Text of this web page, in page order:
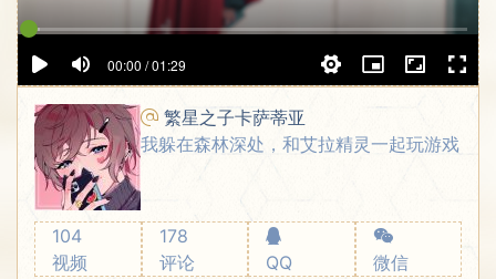
00:00 / 01:29
繁星之子卡萨蒂亚
我躲在森林深处，和艾拉精灵一起玩游戏
104
视频
178
评论
QQ 微信